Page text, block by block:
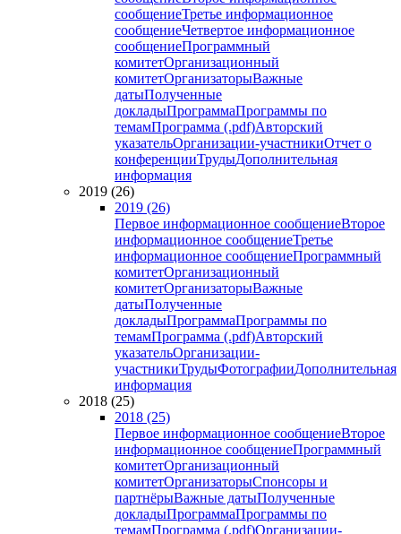
сообщениеТретье информационное
сообщениеЧетвертое информационное
сообщениеПрограммный
комитетОрганизационный
комитетОрганизаторыВажные
датыПолученные
докладыПрограммаПрограммы по
темамПрограмма (.pdf)Авторский
указательОрганизации-участникиОтчет о
конференцииТрудыДополнительная
информация
2019 (26)
2019 (26)
Первое информационное сообщениеВторое
информационное сообщениеТретье
информационное сообщениеПрограммный
комитетОрганизационный
комитетОрганизаторыВажные
датыПолученные
докладыПрограммаПрограммы по
темамПрограмма (.pdf)Авторский
указательОрганизации-
участникиТрудыФотографииДополнительная
информация
2018 (25)
2018 (25)
Первое информационное сообщениеВторое
информационное сообщениеПрограммный
комитетОрганизационный
комитетОрганизаторыСпонсоры и
партнёрыВажные датыПолученные
докладыПрограммаПрограммы по
темамПрограмма (.pdf)Организации-